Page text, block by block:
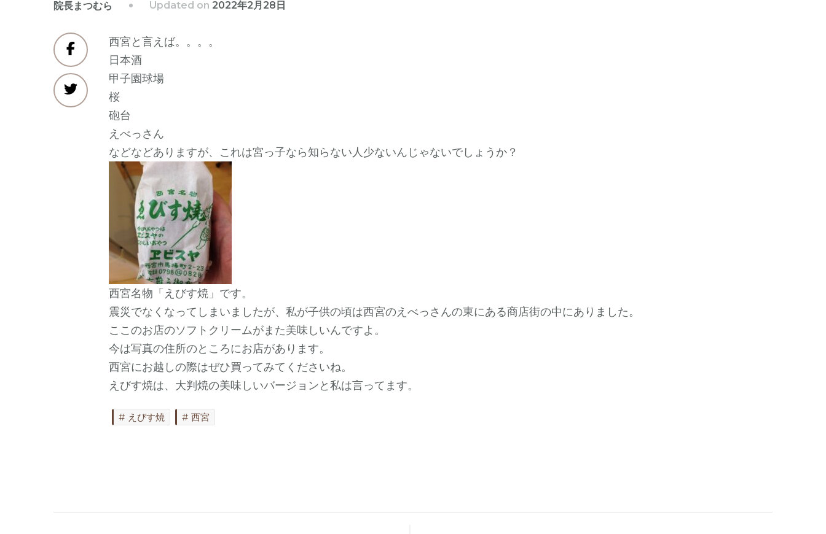
院長まつむら Updated on 2022年2月28日
西宮と言えば。。。。
日本酒
甲子園球場
桜
砲台
えべっさん
などなどありますが、これは宮っ子なら知らない人少ないんじゃないでしょうか？
西宮名物「えびす焼」です。
震災でなくなってしまいましたが、私が子供の頃は西宮のえべっさんの東にある商店街の中にありました。
ここのお店のソフトクリームがまた美味しいんですよ。
今は写真の住所のところにお店があります。
西宮にお越しの際はぜひ買ってみてくださいね。
えびす焼は、大判焼の美味しいバージョンと私は言ってます。
えびす焼 西宮